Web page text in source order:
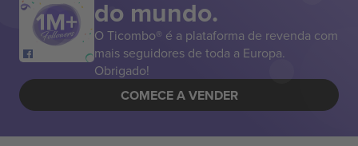
do mundo.
O Ticombo® é a plataforma de revenda com
mais seguidores de toda a Europa.
Obrigado!
COMECE A VENDER